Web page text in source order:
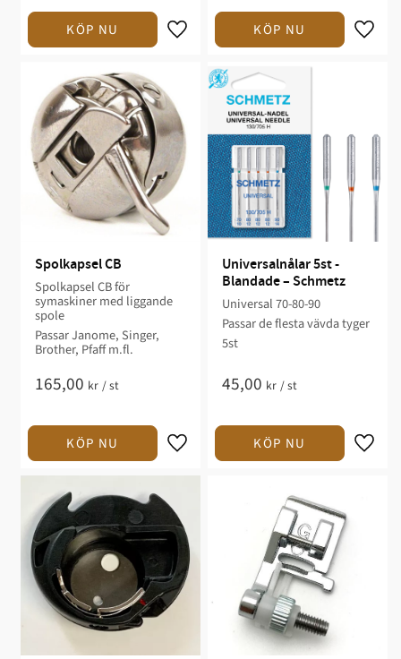
Spolkapsel CB
Spolkapsel CB för
symaskiner med liggande
spole
Passar Janome, Singer,
Brother, Pfaff m.fl.
165,00 kr /st
Universalnålar 5st -
Blandade – Schmetz
Universal 70-80-90
Passar de flesta vävda tyger
5st
45,00 kr /st